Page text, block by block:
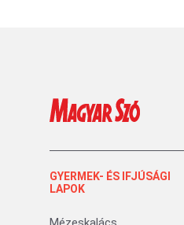
GYERMEK- ÉS IFJÚSÁGI
LAPOK